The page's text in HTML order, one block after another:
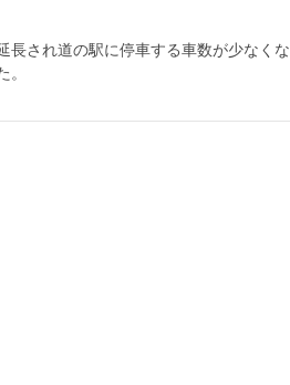
長され道の駅に停車する車数が少なくな